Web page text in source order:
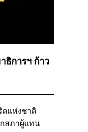
ธิการฯ ก้าว
ตแห่งชาติ
สภาผู้แทน